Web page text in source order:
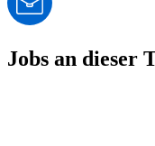
Jobs an dieser